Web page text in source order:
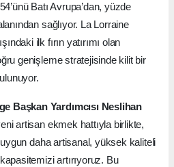
Batı Avrupa’dan, yüzde
sağlıyor. La Lorraine
ilk fırın yatırımı olan
genişleme stratejisinde kilit bir
Başkan Yardımcısı Neslihan
artisan ekmek hattıyla birlikte,
daha artisanal, yüksek kaliteli
artırıyoruz. Bu